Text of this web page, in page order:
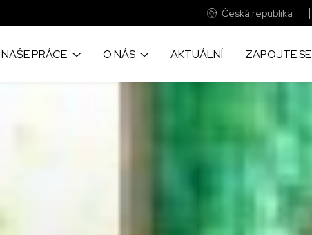
Česká republika
NAŠE PRÁCE O NÁS AKTUÁLNÍ ZAPOJTE SE